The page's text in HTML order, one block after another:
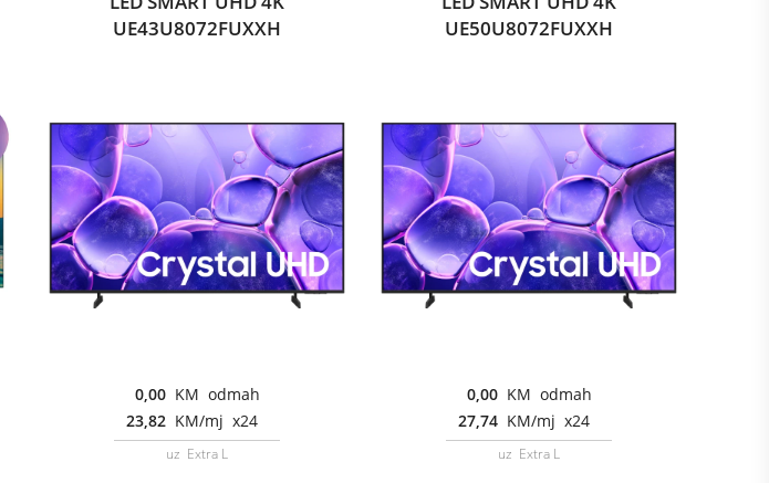
UE43U8072FUXXH
0,00 KM odmah
23,82 KM/mj x24
uz Extra L
UE50U8072FUXXH
0,00 KM odmah
27,74 KM/mj x24
uz Extra L